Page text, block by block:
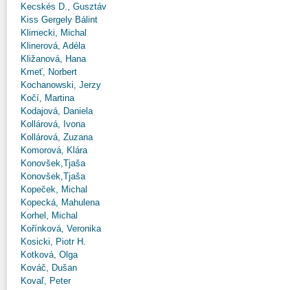
Kecskés D., Gusztáv
Kiss Gergely Bálint
Klimecki, Michal
Klinerová, Adéla
Kližanová, Hana
Kmeť, Norbert
Kochanowski, Jerzy
Kočí, Martina
Kodajová, Daniela
Kollárová, Ivona
Kollárová, Zuzana
Komorová, Klára
Konovšek,Tjaša
Konovšek,Tjaša
Kopeček, Michal
Kopecká, Mahulena
Korhel, Michal
Kořínková, Veronika
Kosicki, Piotr H.
Kotková, Olga
Kováč, Dušan
Kovaľ, Peter